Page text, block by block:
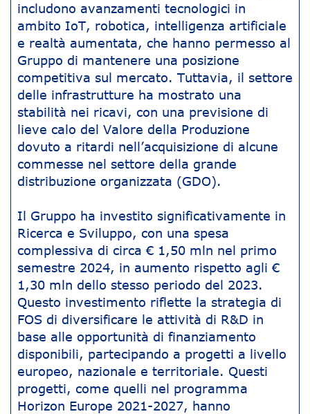
includono avanzamenti tecnologici in
ambito IoT, robotica, intelligenza artificiale
e realtà aumentata, che hanno permesso al
Gruppo di mantenere una posizione
competitiva sul mercato. Tuttavia, il settore
delle infrastrutture ha mostrato una
stabilità nei ricavi, con una previsione di
lieve calo del Valore della Produzione
dovuto a ritardi nell’acquisizione di alcune
commesse nel settore della grande
distribuzione organizzata (GDO).
Il Gruppo ha investito significativamente in
Ricerca e Sviluppo, con una spesa
complessiva di circa € 1,50 mln nel primo
semestre 2024, in aumento rispetto agli €
1,30 mln dello stesso periodo del 2023.
Questo investimento riflette la strategia di
FOS di diversificare le attività di R&D in
base alle opportunità di finanziamento
disponibili, partecipando a progetti a livello
europeo, nazionale e territoriale. Questi
progetti, come quelli nel programma
Horizon Europe 2021-2027, hanno